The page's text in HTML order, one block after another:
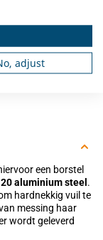
een borstel
aluminium steel.
hardnekkig vuil te
messing haar
wordt geleverd
adjust